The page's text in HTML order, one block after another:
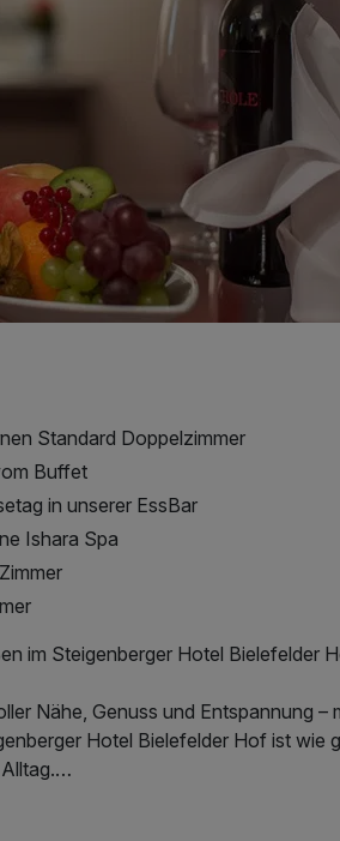
Standard Doppelzimmer
Buffet
in unserer EssBar
Ishara Spa
im Steigenberger Hotel Bielefelder
Nähe, Genuss und Entspannung –
Hotel Bielefelder Hof ist wie
kulinarische Highlights und